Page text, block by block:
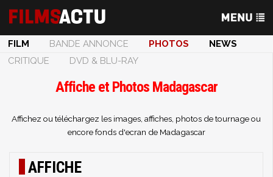
FILM BANDE ANNONCE PHOTOS
NEWS
CRITIQUE
DVD & BLU-RAY
Affiche et Photos Madagascar
Affichez ou téléchargez les images, affiches, photos de tournage ou
encore fonds d'ecran de Madagascar
AFFICHE